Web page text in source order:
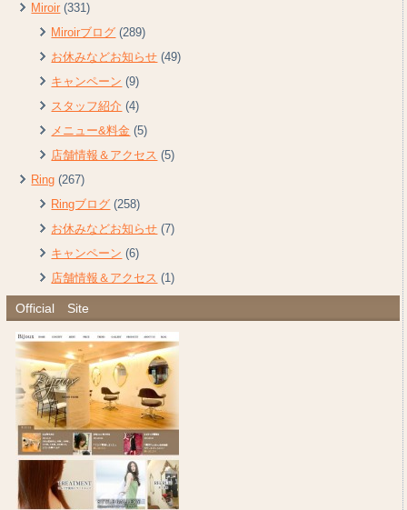
Miroir (331)
Miroirブログ (289)
お休みなどお知らせ (49)
キャンペーン (9)
スタッフ紹介 (4)
メニュー&料金 (5)
店舗情報＆アクセス (5)
Ring (267)
Ringブログ (258)
お休みなどお知らせ (7)
キャンペーン (6)
店舗情報＆アクセス (1)
Official Site